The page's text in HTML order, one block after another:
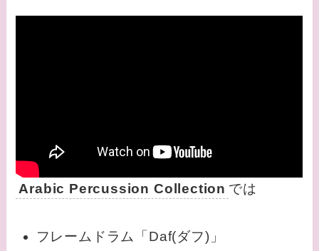
Arabic Percussion Collection では
フレームドラム「Daf(ダフ)」